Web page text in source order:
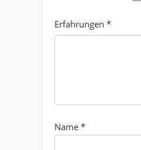
Erfahrungen *
Name *